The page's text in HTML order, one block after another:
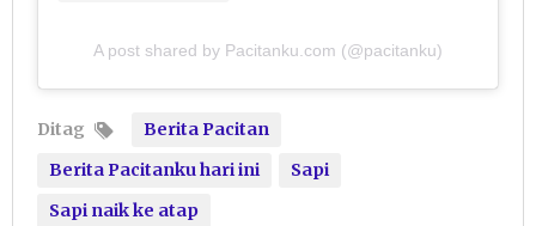
A post shared by Pacitanku.com (@pacitanku)
Ditag
Berita Pacitan
Berita Pacitanku hari ini
Sapi
Sapi naik ke atap